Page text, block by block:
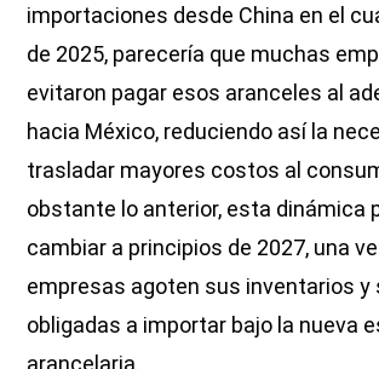
importaciones desde China en el
de 2025, parecería que muchas
evitaron pagar esos aranceles al
hacia México, reduciendo así la
trasladar mayores costos al
obstante lo anterior, esta dinámica
cambiar a principios de 2027, una
empresas agoten sus inventarios y
obligadas a importar bajo la nueva
arancelaria.